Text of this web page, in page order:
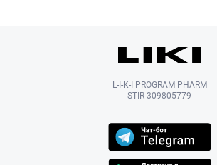
L-I-K-I PROGRAM PHARM
STIR 309805779